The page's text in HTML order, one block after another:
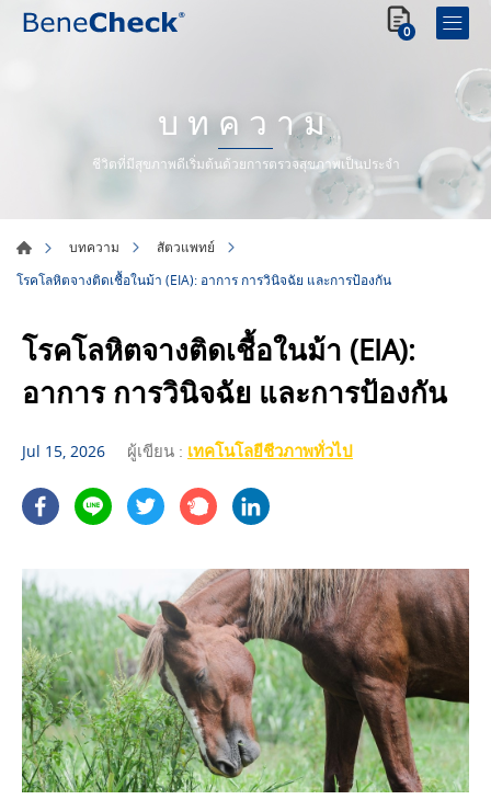
0
บทความ
ชีวิตที่มีสุขภาพดีเริ่มต้นด้วยการตรวจสุขภาพเป็นประจำ
บทความ
สัตวแพทย์
โรคโลหิตจางติดเชื้อในม้า (EIA): อาการ การวินิจฉัย และการป้องกัน
โรคโลหิตจางติดเชื้อในม้า (EIA):
อาการ การวินิจฉัย และการป้องกัน
Jul 15, 2026 ผู้เขียน : เทคโนโลยีชีวภาพทั่วไป